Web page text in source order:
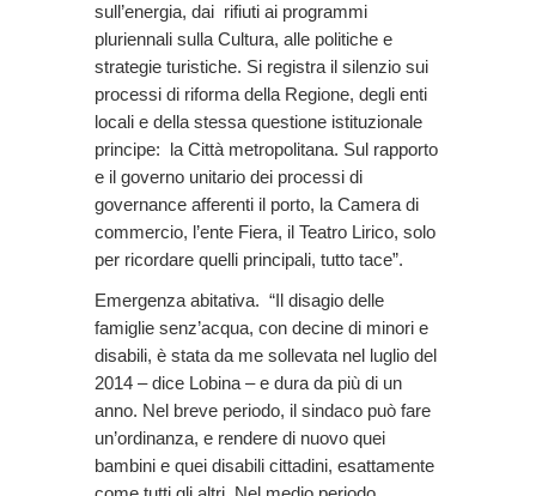
sull’energia, dai rifiuti ai programmi
pluriennali sulla Cultura, alle politiche e
strategie turistiche. Si registra il silenzio sui
processi di riforma della Regione, degli enti
locali e della stessa questione istituzionale
principe: la Città metropolitana. Sul rapporto
e il governo unitario dei processi di
governance afferenti il porto, la Camera di
commercio, l’ente Fiera, il Teatro Lirico, solo
per ricordare quelli principali, tutto tace”.
Emergenza abitativa. “Il disagio delle
famiglie senz’acqua, con decine di minori e
disabili, è stata da me sollevata nel luglio del
2014 – dice Lobina – e dura da più di un
anno. Nel breve periodo, il sindaco può fare
un’ordinanza, e rendere di nuovo quei
bambini e quei disabili cittadini, esattamente